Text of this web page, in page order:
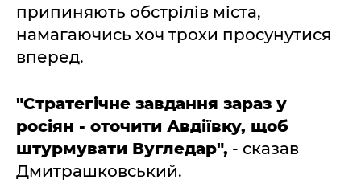
припиняють обстрілів міста,
намагаючись хоч трохи просунутися
вперед.
"Стратегічне завдання зараз у
росіян - оточити Авдіївку, щоб
штурмувати Вугледар", - сказав
Дмитрашковський.